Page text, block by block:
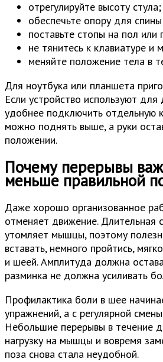
отрегулируйте высоту стула;
обеспечьте опору для
поставьте стопы на пол или
не тянитесь к клавиатуре и
меняйте положение тела в
Для ноутбука или планшета
Если устройство используют
удобнее подключить отдельную
можно поднять выше, а руки
положении.
Почему перерывы
меньше правильной
Даже хорошо организованное
отменяет движение. Длительная
утомляет мышцы, поэтому
вставать, немного пройтись,
и шеей. Амплитуда должна
разминка не должна усиливать
Профилактика боли в шее
упражнений, а с регулярной
Небольшие перерывы в течение
нагрузку на мышцы и вовремя
поза снова стала неудобной.